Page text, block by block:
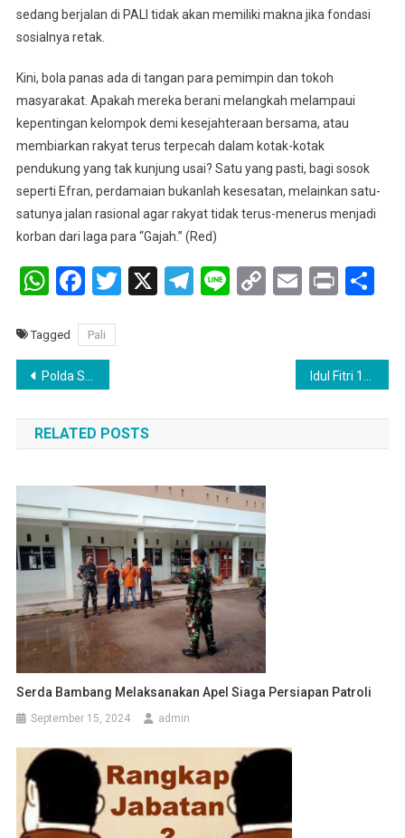
sedang berjalan di PALI tidak akan memiliki makna jika fondasi
sosialnya retak.
Kini, bola panas ada di tangan para pemimpin dan tokoh
masyarakat. Apakah mereka berani melangkah melampaui
kepentingan kelompok demi kesejahteraan bersama, atau
membiarkan rakyat terus terpecah dalam kotak-kotak
pendukung yang tak kunjung usai? Satu yang pasti, bagi sosok
seperti Efran, perdamaian bukanlah kesesatan, melainkan satu-
satunya jalan rasional agar rakyat tidak terus-menerus menjadi
korban dari laga para “Gajah.” (Red)
WhatsApp
Facebook
Twitter
X Telegram
LineCopyEmail
Print
Tagged Pali
Navigasi
pos
Polda Sumsel luncurkan Mobile Command Center Drone pemantau udara dan Command Center digital.
RELATED POSTS
Serda Bambang Melaksanakan Apel Siaga Persiapan Patroli
September 15, 2024 admin